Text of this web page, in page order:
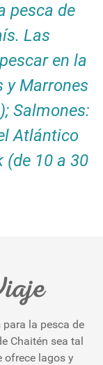
pesca de
Las
en la
y Marrones
Salmones:
Atlántico
(de 10 a 30
la pesca de
Chaitén sea tal
ofrece lagos y